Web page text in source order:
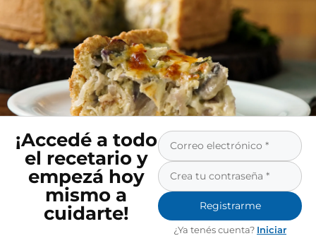
¡Accedé a todo
el recetario y
empezá hoy
mismo a
cuidarte!
Registrarme
¿Ya tenés cuenta? Iniciar